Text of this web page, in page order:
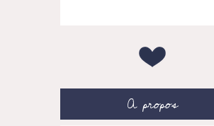
A propos